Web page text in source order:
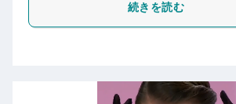
続きを読む